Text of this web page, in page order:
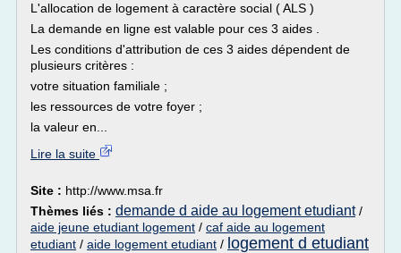
L'allocation de logement à caractère social ( ALS )
La demande en ligne est valable pour ces 3 aides .
Les conditions d'attribution de ces 3 aides dépendent de
plusieurs critères :
votre situation familiale ;
les ressources de votre foyer ;
la valeur en...
Lire la suite
Site : http://www.msa.fr
Thèmes liés : demande d aide au logement etudiant/
aide jeune etudiant logement / caf aide au logement
etudiant / aide logement etudiant / logement d etudiant